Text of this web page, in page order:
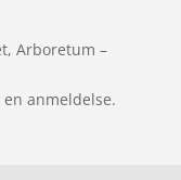
Arboretum –
anmeldelse.